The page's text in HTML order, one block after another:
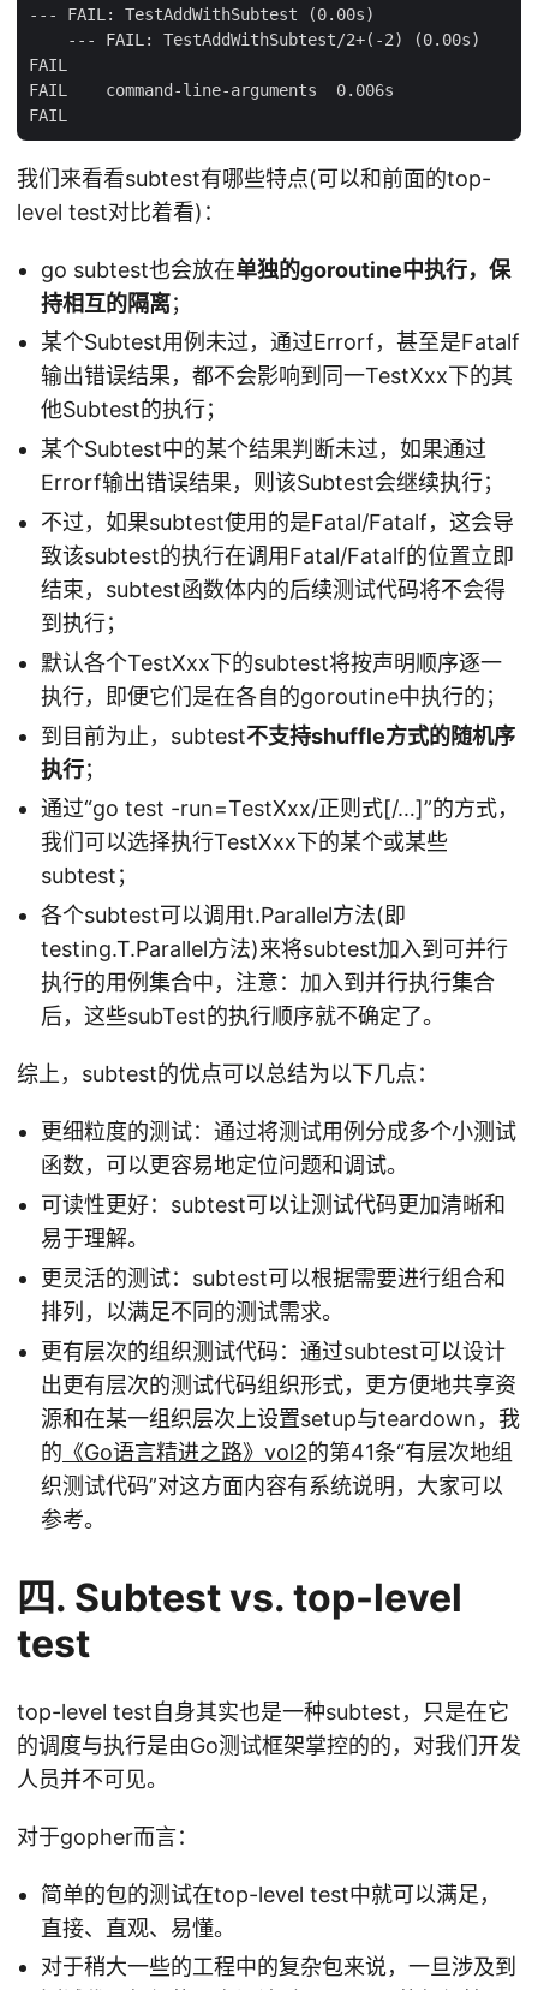
--- FAIL: TestAddWithSubtest (0.00s)
    --- FAIL: TestAddWithSubtest/2+(-2) (0.00s)
FAIL
FAIL    command-line-arguments  0.006s
我们来看看subtest有哪些特点(可以和前面的top-
level test对比着看)：
go subtest也会放在单独的goroutine中执行，保
持相互的隔离；
某个Subtest用例未过，通过Errorf，甚至是Fatalf
输出错误结果，都不会影响到同一TestXxx下的其
他Subtest的执行；
某个Subtest中的某个结果判断未过，如果通过
Errorf输出错误结果，则该Subtest会继续执行；
不过，如果subtest使用的是Fatal/Fatalf，这会导
致该subtest的执行在调用Fatal/Fatalf的位置立即
结束，subtest函数体内的后续测试代码将不会得
到执行；
默认各个TestXxx下的subtest将按声明顺序逐一
执行，即便它们是在各自的goroutine中执行的；
到目前为止，subtest不支持shuffle方式的随机序
执行；
通过“go test -run=TestXxx/正则式[/…]”的方式，
我们可以选择执行TestXxx下的某个或某些
subtest；
各个subtest可以调用t.Parallel方法(即
testing.T.Parallel方法)来将subtest加入到可并行
执行的用例集合中，注意：加入到并行执行集合
后，这些subTest的执行顺序就不确定了。
综上，subtest的优点可以总结为以下几点：
更细粒度的测试：通过将测试用例分成多个小测试
函数，可以更容易地定位问题和调试。
可读性更好：subtest可以让测试代码更加清晰和
易于理解。
更灵活的测试：subtest可以根据需要进行组合和
排列，以满足不同的测试需求。
更有层次的组织测试代码：通过subtest可以设计
出更有层次的测试代码组织形式，更方便地共享资
源和在某一组织层次上设置setup与teardown，我
的 《Go语言精进之路》vol2的第41条“有层次地组
织测试代码”对这方面内容有系统说明，大家可以
参考。
四. Subtest vs. top-level
test
top-level test自身其实也是一种subtest，只是在它
的调度与执行是由Go测试框架掌控的的，对我们开发
人员并不可见。
对于gopher而言：
简单的包的测试在top-level test中就可以满足，
直接、直观、易懂。
对于稍大一些的工程中的复杂包来说，一旦涉及到